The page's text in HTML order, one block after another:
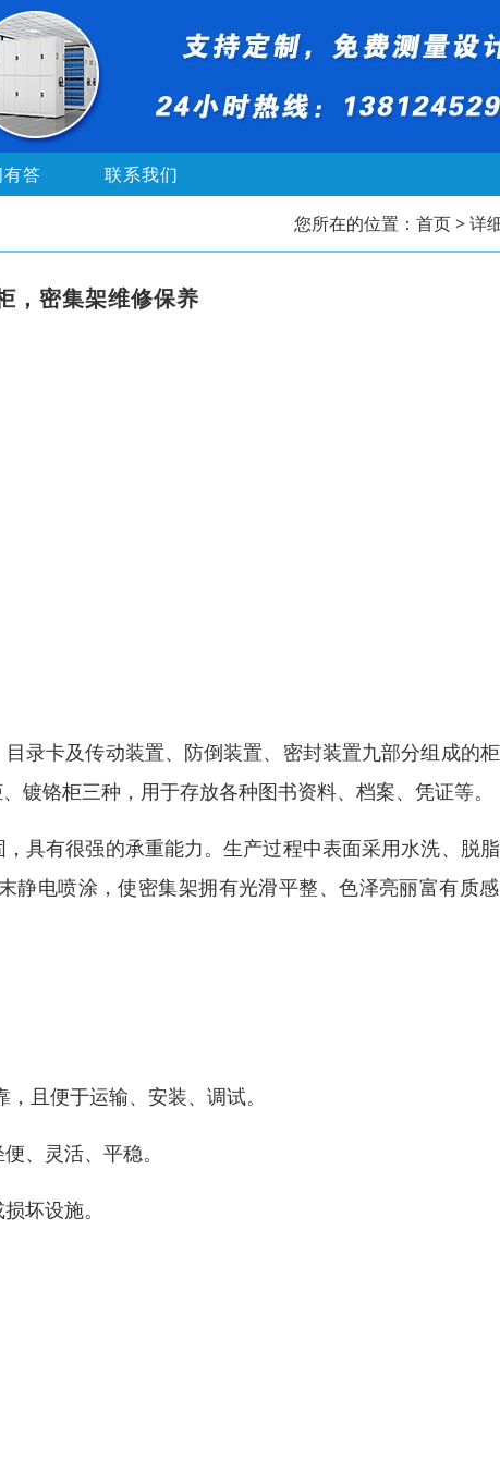
答 联系我们
您所在的位置： 首页> 详
，密集架维修保养
录卡及传动装置、防倒装置、密封装置九部分组成的
镀铬柜三种，用于存放各种图书资料、档案、凭证等。
具有很强的承重能力。生产过程中表面采用水洗、脱
静电喷涂，使密集架拥有光滑平整、色泽亮丽富有质
且便于运输、安装、调试。
、灵活、平稳。
坏设施。